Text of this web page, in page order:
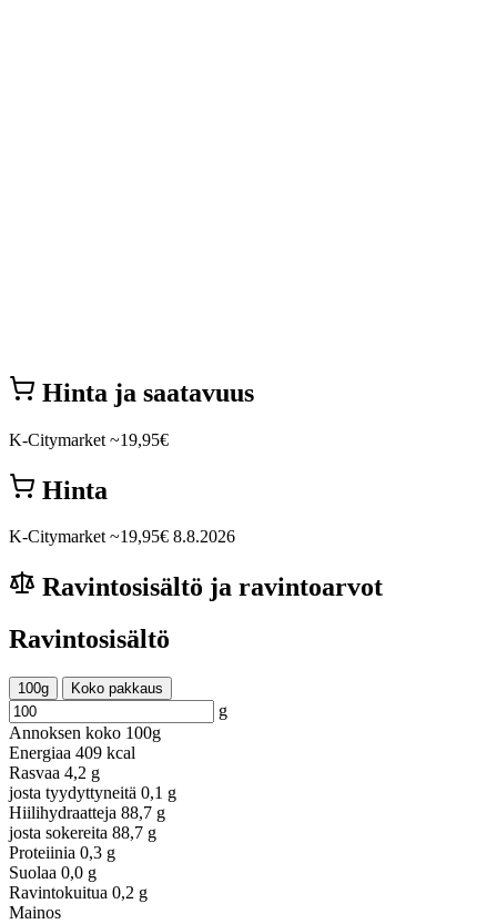
Hinta ja saatavuus
K-Citymarket ~19,95€
Hinta
K-Citymarket ~19,95€ 8.8.2026
Ravintosisältö ja ravintoarvot
Ravintosisältö
100g Koko pakkaus
g
Annoksen koko 100g
Energiaa 409 kcal
Rasvaa 4,2 g
josta tyydyttyneitä 0,1 g
Hiilihydraatteja 88,7 g
josta sokereita 88,7 g
Proteiinia 0,3 g
Suolaa 0,0 g
Ravintokuitua 0,2 g
Mainos